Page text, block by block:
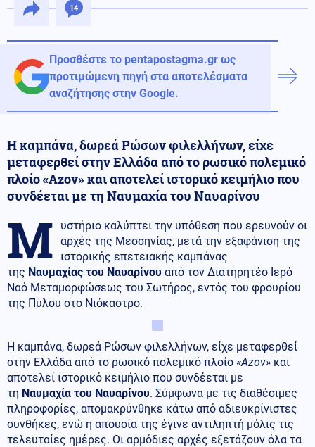
14
Προσθέστε το pentapostagma.gr ως
προτιμώμενη πηγή στα αποτελέσματα
αναζήτησης στην Google.
Η καμπάνα, δωρεά Ρώσων φιλελλήνων, είχε
μεταφερθεί στην Ελλάδα από το ρωσικό πολεμικό
πλοίο «Azov» και αποτελεί ιστορικό κειμήλιο που
συνδέεται με τη Ναυμαχία του Ναυαρίνου
Μ
υστήριο καλύπτει την υπόθεση που ερευνούν οι
αρχές της Μεσσηνίας, μετά την εξαφάνιση της
ιστορικής επετειακής καμπάνας
της Ναυμαχίας του Ναυαρίνου από τον Διατηρητέο Ιερό
Ναό Μεταμορφώσεως του Σωτήρος, εντός του φρουρίου
της Πύλου στο Νιόκαστρο.
Η καμπάνα, δωρεά Ρώσων φιλελλήνων, είχε μεταφερθεί
στην Ελλάδα από το ρωσικό πολεμικό πλοίο «Azov» και
αποτελεί ιστορικό κειμήλιο που συνδέεται με
τη Ναυμαχία του Ναυαρίνου. Σύμφωνα με τις διαθέσιμες
πληροφορίες, απομακρύνθηκε κάτω από αδιευκρίνιστες
συνθήκες, ενώ η απουσία της έγινε αντιληπτή μόλις τις
τελευταίες ημέρες. Οι αρμόδιες αρχές εξετάζουν όλα τα